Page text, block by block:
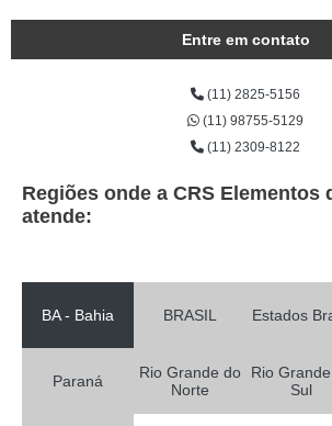
Entre em contato
(11) 2825-5156
(11) 98755-5129
(11) 2309-8122
Regiões onde a CRS Elementos
atende:
BA - Bahia BRASIL Estados
Paraná
Rio Grande do
Norte
Rio
Sul